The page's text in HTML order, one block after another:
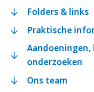
Folders & links
Praktische
Aandoeningen,
onderzoeken
Ons team